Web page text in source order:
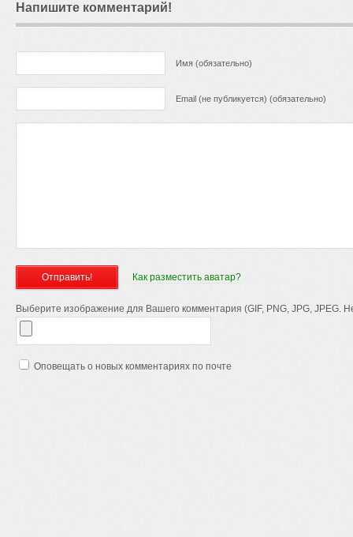
Напишите комментарий!
Имя (обязательно)
Email (не публикуется) (обязательно)
Как разместить аватар?
Выберите изображение для Вашего комментария (GIF, PNG, JPG, JPEG.
Оповещать о новых комментариях по почте